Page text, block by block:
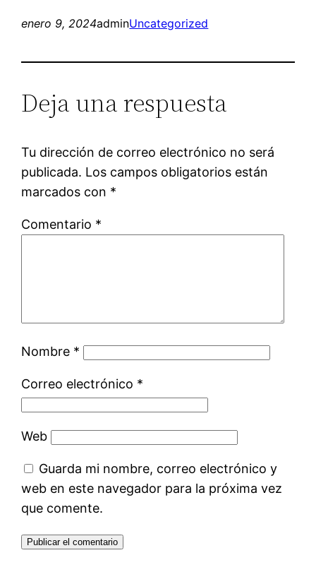
enero 9, 2024adminUncategorized
Deja una respuesta
Tu dirección de correo electrónico no será
publicada. Los campos obligatorios están
marcados con *
Comentario *
Nombre *
Correo electrónico *
Web
Guarda mi nombre, correo electrónico y
web en este navegador para la próxima vez
que comente.